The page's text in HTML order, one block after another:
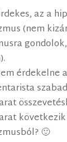
az a
(nem
érdekelne
🙂